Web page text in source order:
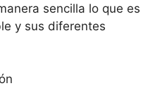
sencilla lo que es
y sus diferentes